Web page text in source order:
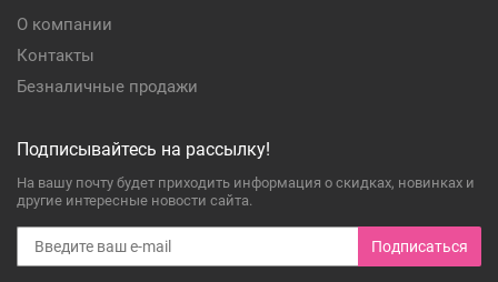
О компании
Контакты
Безналичные продажи
Подписывайтесь на рассылку!
На вашу почту будет приходить информация о скидках, новинках и
другие интересные новости сайта.
Подписаться